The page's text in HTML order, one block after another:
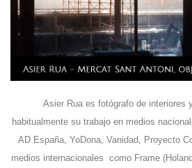
Asier Rua es fotógrafo de interiores
habitualmente su trabajo en medios
AD España, YoDona, Vanidad, Proyecto
medios internacionales como Frame